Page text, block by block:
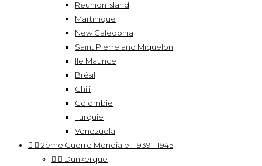
Reunion Island
Martinique
New Caledonia
Saint Pierre and Miquelon
Ile Maurice
Brésil
Chili
Colombie
Turquie
Venezuela
  2ème Guerre Mondiale : 1939 - 1945
  Dunkerque